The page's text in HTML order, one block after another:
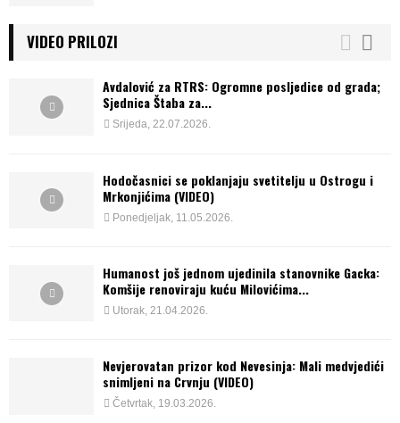
VIDEO PRILOZI
Avdalović za RTRS: Ogromne posljedice od grada;
Sjednica Štaba za...
Srijeda, 22.07.2026.
Hodočasnici se poklanjaju svetitelju u Ostrogu i
Mrkonjićima (VIDEO)
Ponedjeljak, 11.05.2026.
Humanost još jednom ujedinila stanovnike Gacka:
Komšije renoviraju kuću Milovićima...
Utorak, 21.04.2026.
Nevjerovatan prizor kod Nevesinja: Mali medvjedići
snimljeni na Crvnju (VIDEO)
Četvrtak, 19.03.2026.